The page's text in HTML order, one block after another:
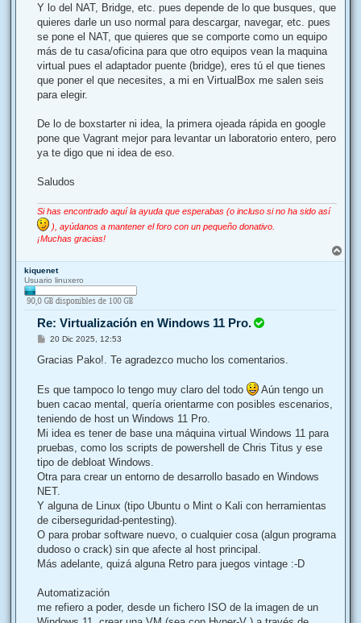
Y lo del NAT, Bridge, etc. pues depende de lo que busques, que
quieres darle un uso normal para descargar, navegar, etc. pues
se pone el NAT, que quieres que se comporte como un equipo
más de tu casa/oficina para que otro equipos vean la maquina
virtual pues el adaptador puente (bridge), eres tú el que tienes
que poner el que necesites, a mi en VirtualBox me salen seis
para elegir.
De lo de boxstarter ni idea, la primera ojeada rápida en google
pone que Vagrant mejor para levantar un laboratorio entero, pero
ya te digo que ni idea de eso.
Saludos
Si has encontrado aquí la ayuda que esperabas (o incluso si no ha sido así
), ayúdanos a mantener el foro con un pequeño donativo.
¡Muchas gracias!
r
kiquenet
Usuario linuxero
Re: Virtualización en Windows 11 Pro.
M
n
j
e
20 Dic 2025, 12:53
Gracias Pako!. Te agradezco mucho los comentarios.
Es que tampoco lo tengo muy claro del todo
Aún tengo un
buen cacao mental, quería orientarme con posibles escenarios,
teniendo de host un Windows 11 Pro.
Mi idea es tener de base una máquina virtual Windows 11 para
pruebas, como los scripts de powershell de Chris Titus y ese
tipo de debloat Windows.
Otra para crear un entorno de desarrollo basado en Windows
NET.
Y alguna de Linux (tipo Ubuntu o Mint o Kali con herramientas
de ciberseguridad-pentesting).
O para probar software nuevo, o cualquier cosa (algun programa
dudoso o crack) sin que afecte al host principal.
Más adelante, quizá alguna Retro para juegos vintage :-D
Automatización
me refiero a poder, desde un fichero ISO de la imagen de un